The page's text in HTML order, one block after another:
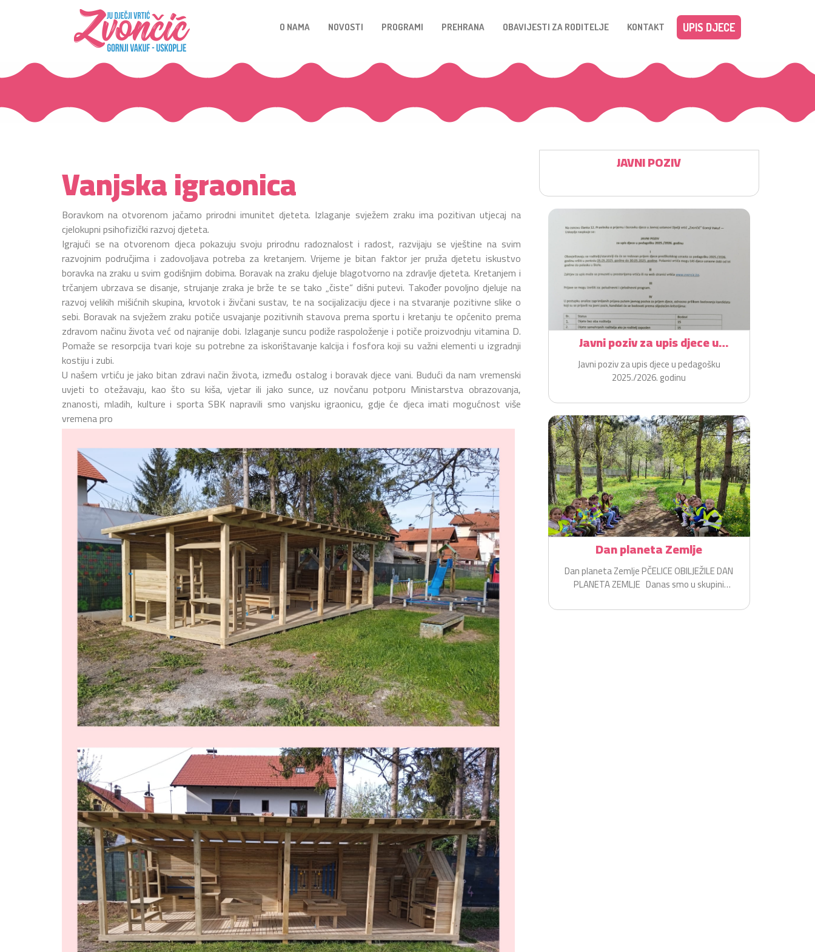
O NAMA NOVOSTI PROGRAMI PREHRANA OBAVIJESTI ZA RODITELJE KONTAKT UPIS DJECE
Vanjska igraonica
Boravkom na otvorenom jačamo prirodni imunitet djeteta. Izlaganje svježem zraku ima pozitivan utjecaj na
cjelokupni psihofizički razvoj djeteta.
Igrajući se na otvorenom djeca pokazuju svoju prirodnu radoznalost i radost, razvijaju se vještine na svim
razvojnim područjima i zadovoljava potreba za kretanjem. Vrijeme je bitan faktor jer pruža djetetu iskustvo
boravka na zraku u svim godišnjim dobima. Boravak na zraku djeluje blagotvorno na zdravlje djeteta. Kretanjem i
trčanjem ubrzava se disanje, strujanje zraka je brže te se tako „čiste“ dišni putevi. Također povoljno djeluje na
razvoj velikih mišićnih skupina, krvotok i živčani sustav, te na socijalizaciju djece i na stvaranje pozitivne slike o
sebi. Boravak na svježem zraku potiče usvajanje pozitivnih stavova prema sportu i kretanju te općenito prema
zdravom načinu života već od najranije dobi. Izlaganje suncu podiže raspoloženje i potiče proizvodnju vitamina D.
Pomaže se resorpcija tvari koje su potrebne za iskorištavanje kalcija i fosfora koji su važni elementi u izgradnji
kostiju i zubi.
U našem vrtiću je jako bitan zdravi način života, između ostalog i boravak djece vani. Budući da nam vremenski
uvjeti to otežavaju, kao što su kiša, vjetar ili jako sunce, uz novčanu potporu Ministarstva obrazovanja,
znanosti, mladih, kulture i sporta SBK napravili smo vanjsku igraonicu, gdje će djeca imati mogućnost više
vremena pro
JAVNI POZIV
Javni poziv za upis djece u
pedagošku 2025./2026. godinu
Javni poziv za upis djece u pedagošku
2025./2026. godinu
Dan planeta Zemlje
Dan planeta Zemlje PČELICE OBILJEŽILE DAN
PLANETA ZEMLJE Danas smo u skupini